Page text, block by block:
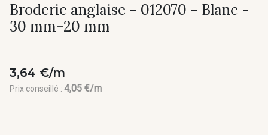
Broderie anglaise - 012070 - Blanc -
30 mm-20 mm
3,64 €/m
Prix conseillé : 4,05 €/m